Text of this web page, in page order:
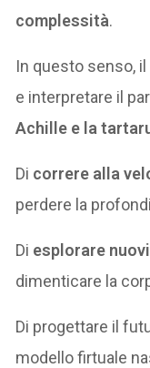
complessità.
In questo senso,
e interpretare il
Achille e la
Di correre alla
perdere la
Di esplorare
dimenticare la
Di progettare il
modello firtuale